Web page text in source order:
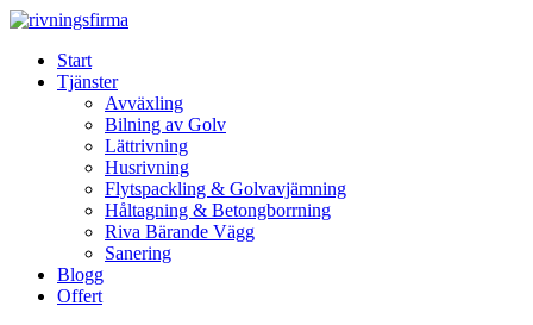
Skip
contentStart
Tjänster
Avväxling
Bilning av Golv
Lättrivning
Husrivning
Flytspackling & Golvavjämning
Håltagning & Betongborrning
Riva Bärande Vägg
Sanering
Blogg
Offert